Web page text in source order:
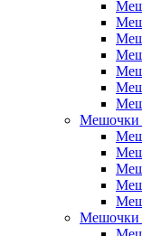
Мешочки
Мешочки